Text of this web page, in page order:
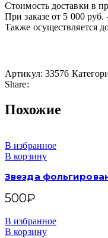
Стоимость доставки в
При заказе от 5 000
Также осуществляется
Артикул: 33576
Share:
Похожие
В избранное
В корзину
Звезда
500₽
В избранное
В корзину